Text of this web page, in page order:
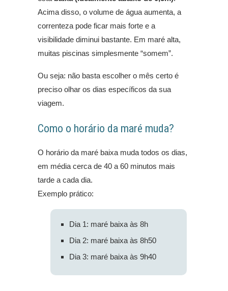
Acima disso, o volume de água aumenta, a
correnteza pode ficar mais forte e a
visibilidade diminui bastante. Em maré alta,
muitas piscinas simplesmente “somem”.
Ou seja: não basta escolher o mês certo é
preciso olhar os dias específicos da sua
viagem.
Como o horário da maré muda?
O horário da maré baixa muda todos os dias,
em média cerca de 40 a 60 minutos mais
tarde a cada dia.
Exemplo prático:
Dia 1: maré baixa às 8h
Dia 2: maré baixa às 8h50
Dia 3: maré baixa às 9h40